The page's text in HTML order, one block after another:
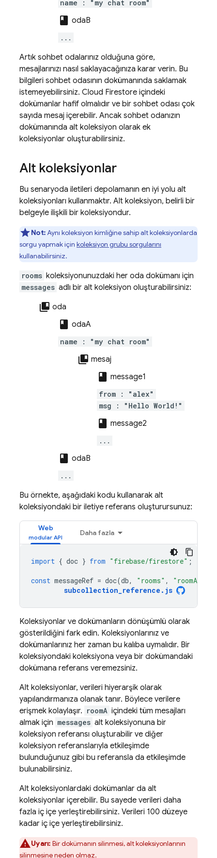
name : "my chat room"
class odaB
...
Artık sohbet odalarınız olduğuna göre,
mesajlarınızı nasıl saklayacağınıza karar verin. Bu
bilgileri sohbet odasının dokümanında saklamak
istemeyebilirsiniz. Cloud Firestore içindeki
dokümanlar hafif olmalıdır ve bir sohbet odası çok
sayıda mesaj içerebilir. Ancak sohbet odanızın
dokümanında alt koleksiyon olarak ek
koleksiyonlar oluşturabilirsiniz.
Alt koleksiyonlar
Bu senaryoda iletileri depolamanın en iyi yolu alt
koleksiyonları kullanmaktır. Alt koleksiyon, belirli bir
belgeyle ilişkili bir koleksiyondur.
Not:Aynı koleksiyon kimliğine sahip alt koleksiyonlarda
sorgu yapmak için koleksiyon grubu sorgularını
kullanabilirsiniz.
rooms koleksiyonunuzdaki her oda dokümanı için
messages adlı bir alt koleksiyon oluşturabilirsiniz:
collections_bookmark oda
class odaA
name : "my chat room"
collections_bookmark mesaj
class message1
from : "alex"
msg : "Hello World!"
class message2
...
class odaB
...
Bu örnekte, aşağıdaki kodu kullanarak alt
koleksiyondaki bir iletiye referans oluşturursunuz:
Web
Daha fazla
import { doc } from "firebase/firestore" ;
const messageRef = doc(db, "rooms" , "roomA"
subcollection_reference . js
Koleksiyonlar ve dokümanların dönüşümlü olarak
gösterildiğini fark edin. Koleksiyonlarınız ve
dokümanlarınız her zaman bu kalıba uymalıdır. Bir
koleksiyondaki koleksiyona veya bir dokümandaki
dokümana referans veremezsiniz.
Alt koleksiyonlar, verileri hiyerarşik olarak
yapılandırmanıza olanak tanır. Böylece verilere
erişmek kolaylaşır. roomA içindeki tüm mesajları
almak için messages alt koleksiyonuna bir
koleksiyon referansı oluşturabilir ve diğer
koleksiyon referanslarıyla etkileşimde
bulunduğunuz gibi bu referansla da etkileşimde
bulunabilirsiniz.
Alt koleksiyonlardaki dokümanlar da alt
koleksiyonlar içerebilir. Bu sayede verileri daha
fazla iç içe yerleştirebilirsiniz. Verileri 100 düzeye
kadar iç içe yerleştirebilirsiniz.
Uyarı: Bir dokümanın silinmesi, alt koleksiyonlarının
silinmesine neden olmaz.